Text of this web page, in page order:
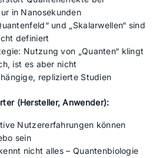
in Nanosekunden
und „Skalarwellen“ sind
definiert
Nutzung von „Quanten“ klingt
ist es aber nicht
replizierte Studien
(Hersteller, Anwender):
Nutzererfahrungen können
sein
nicht alles – Quantenbiologie